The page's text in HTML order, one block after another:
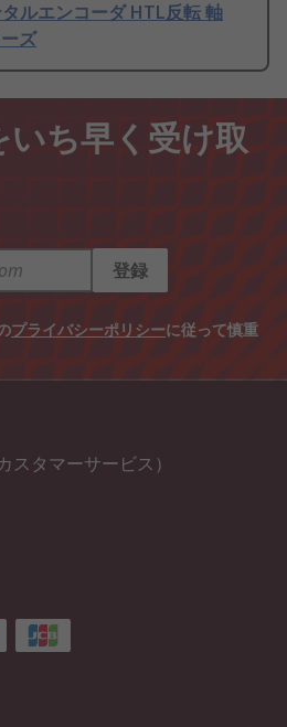
ルエンコーダ HTL反転 軸
ズ
ち早く受け取
登録
プライバシーポリシーに従って慎重
タマーサービス）